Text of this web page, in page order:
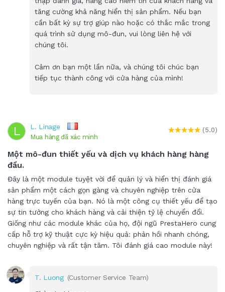
tăng cường khả năng hiển thị sản phẩm. Nếu bạn
cần bất kỳ sự trợ giúp nào hoặc có thắc mắc trong
quá trình sử dụng mô-đun, vui lòng liên hệ với
chúng tôi.
Cảm ơn bạn một lần nữa, và chúng tôi chúc bạn
tiếp tục thành công với cửa hàng của mình!
L L. Linage
Mua hàng đã xác minh
(5.0)
Một mô-đun thiết yếu và dịch vụ khách hàng hàng
đầu.
Đây là một module tuyệt vời để quản lý và hiển thị đánh giá
sản phẩm một cách gọn gàng và chuyên nghiệp trên cửa
hàng trực tuyến của bạn. Nó là một công cụ thiết yếu để tạo
sự tin tưởng cho khách hàng và cải thiện tỷ lệ chuyển đổi.
Giống như các module khác của họ, đội ngũ PrestaHero cung
cấp hỗ trợ kỹ thuật cực kỳ hiệu quả: phản hồi nhanh chóng,
chuyên nghiệp và rất tận tâm. Tôi đánh giá cao module này!
T. Luong (Customer Service Team)